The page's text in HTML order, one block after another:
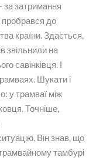
затримання
пробрався до
країни. Здається,
звільнили на
савінківця. І
Шукати і
у трамваї між
Точніше,
Він знав, що
тамбурі